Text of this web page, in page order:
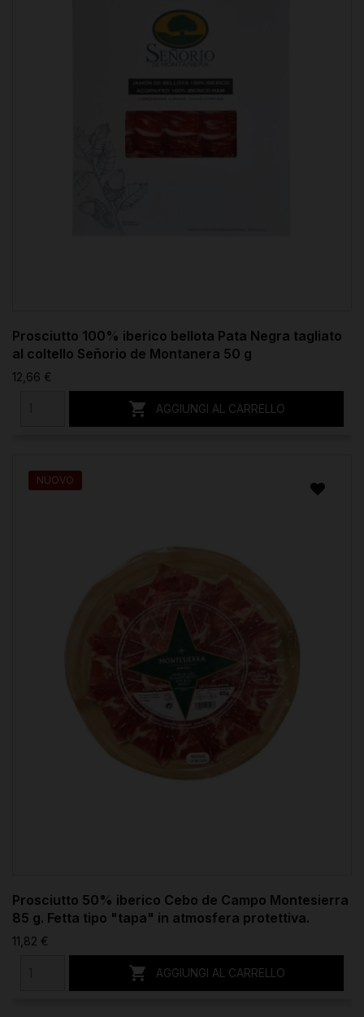
Prosciutto 100% iberico bellota Pata Negra tagliato
al coltello Señorio de Montanera 50 g
12,66 €
 AGGIUNGI AL CARRELLO
NUOVO
Prosciutto 50% iberico Cebo de Campo Montesierra
85 g. Fetta tipo "tapa" in atmosfera protettiva.
11,82 €
 AGGIUNGI AL CARRELLO